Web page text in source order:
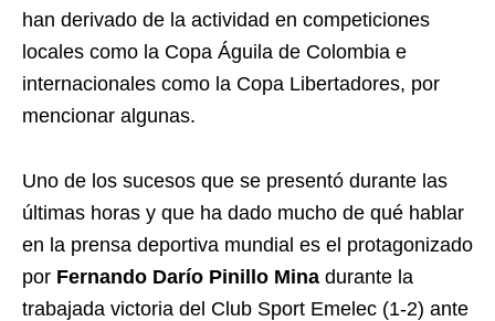
han derivado de la actividad en competiciones
locales como la Copa Águila de Colombia e
internacionales como la Copa Libertadores, por
mencionar algunas.
Uno de los sucesos que se presentó durante las
últimas horas y que ha dado mucho de qué hablar
en la prensa deportiva mundial es el protagonizado
por Fernando Darío Pinillo Mina durante la
trabajada victoria del Club Sport Emelec (1-2) ante